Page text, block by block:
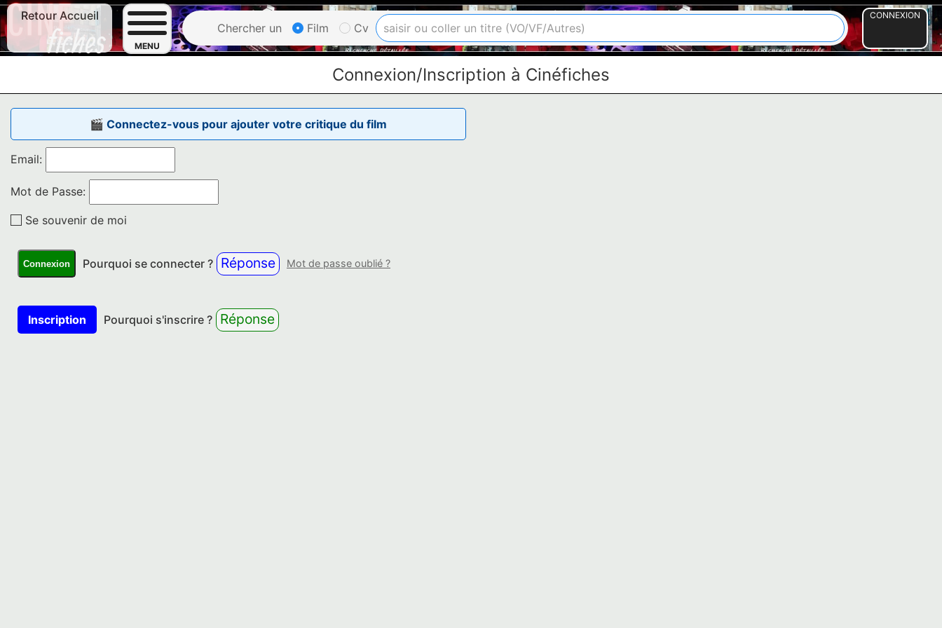
Retour Accueil
MENU
Chercher un Film Cv
CONNEXION
Connexion/Inscription à Cinéfiches
🎬 Connectez-vous pour ajouter votre critique du film
Email:
Mot de Passe:
Se souvenir de moi
Connexion Pourquoi se connecter ? Réponse Mot de passe oublié ?
Inscription Pourquoi s'inscrire ? Réponse